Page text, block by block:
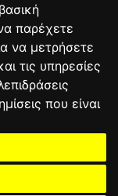
παρέχετε
να μετρήσετε
τις υπηρεσίες
που είναι
ΠΡΟΣΤΑΣΙΑΣ